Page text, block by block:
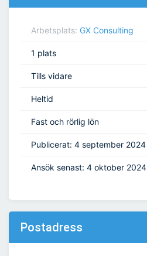
Arbetsplats: GX Consulting
1 plats
Tills vidare
Heltid
Fast och rörlig lön
Publicerat: 4 september 2024
Ansök senast: 4 oktober 2024
Postadress